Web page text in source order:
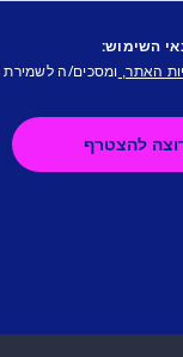
השימוש:
האתר, ומסכים/ה לשמירת